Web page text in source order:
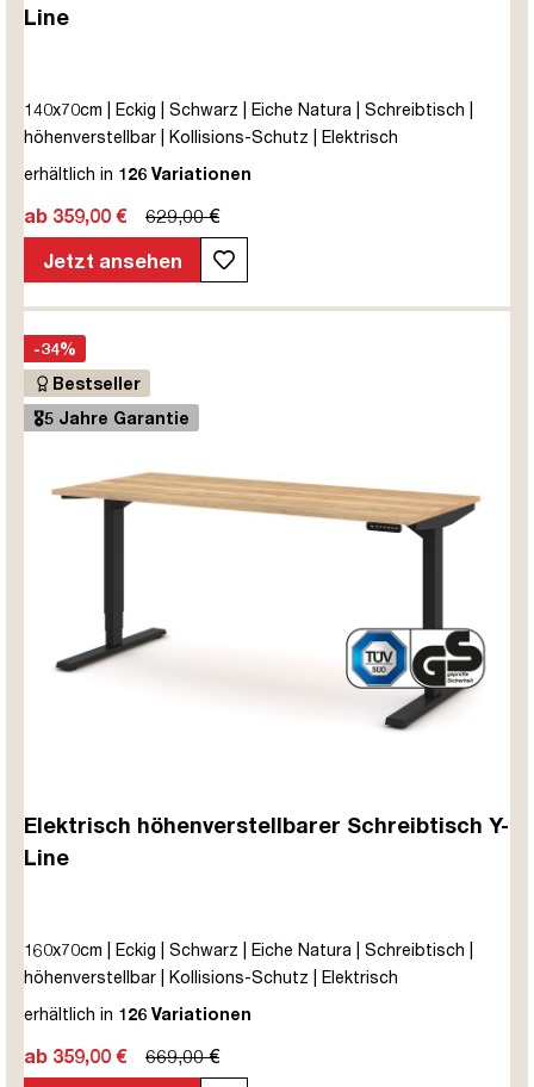
Line
140x70cm | Eckig | Schwarz | Eiche Natura | Schreibtisch |
höhenverstellbar | Kollisions-Schutz | Elektrisch
höhenverstellbar | Kindersicherung | Metall | Holz |
Herstellergarantie | unmontiert | TÜV© mobiles Arbeiten | bis
zu 80 kg | Y-Line | Steckertyp C
erhältlich in 126 Variationen
ab 359,00 €
629,00 €
Jetzt ansehen
-34%
Bestseller
🎖️5 Jahre Garantie
Elektrisch höhenverstellbarer Schreibtisch Y-
Line
160x70cm | Eckig | Schwarz | Eiche Natura | Schreibtisch |
höhenverstellbar | Kollisions-Schutz | Elektrisch
höhenverstellbar | Kindersicherung | Metall | Holz |
Herstellergarantie | unmontiert | TÜV© mobiles Arbeiten | bis
erhältlich in 126 Variationen
ab 359,00 € 669,00 €